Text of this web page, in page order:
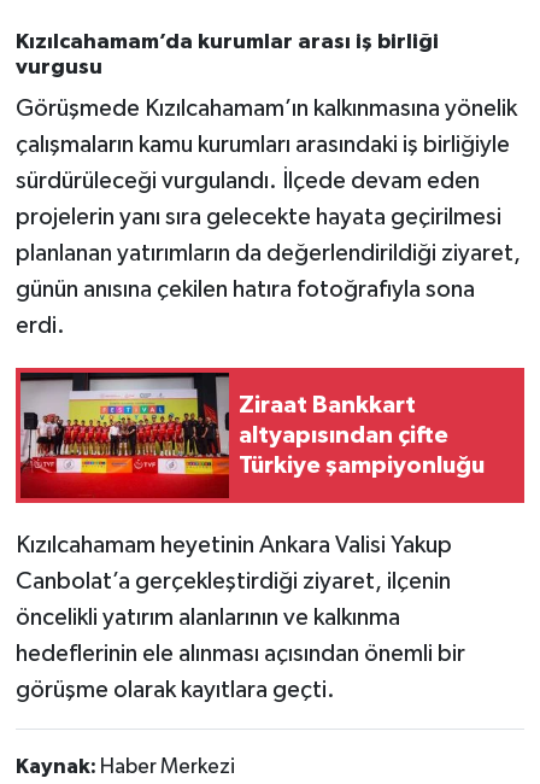
Kızılcahamam’da kurumlar arası iş birliği
vurgusu
Görüşmede Kızılcahamam’ın kalkınmasına yönelik
çalışmaların kamu kurumları arasındaki iş birliğiyle
sürdürüleceği vurgulandı. İlçede devam eden
projelerin yanı sıra gelecekte hayata geçirilmesi
planlanan yatırımların da değerlendirildiği ziyaret,
günün anısına çekilen hatıra fotoğrafıyla sona
erdi.
Ziraat Bankkart
altyapısından çifte
Türkiye şampiyonluğu
Kızılcahamam heyetinin Ankara Valisi Yakup
Canbolat’a gerçekleştirdiği ziyaret, ilçenin
öncelikli yatırım alanlarının ve kalkınma
hedeflerinin ele alınması açısından önemli bir
görüşme olarak kayıtlara geçti.
Kaynak: Haber Merkezi